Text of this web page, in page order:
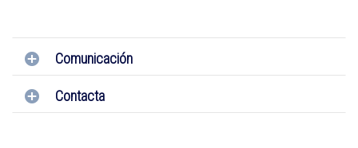
Comunicación
Contacta